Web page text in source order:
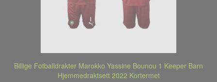
Billige Fotballdrakter Marokko Yassine Bounou 1 Keeper Barn
Hjemmedraktsett 2022 Kortermet